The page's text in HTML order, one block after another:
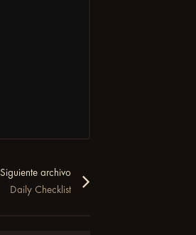
Siguiente archivo
Daily Checklist